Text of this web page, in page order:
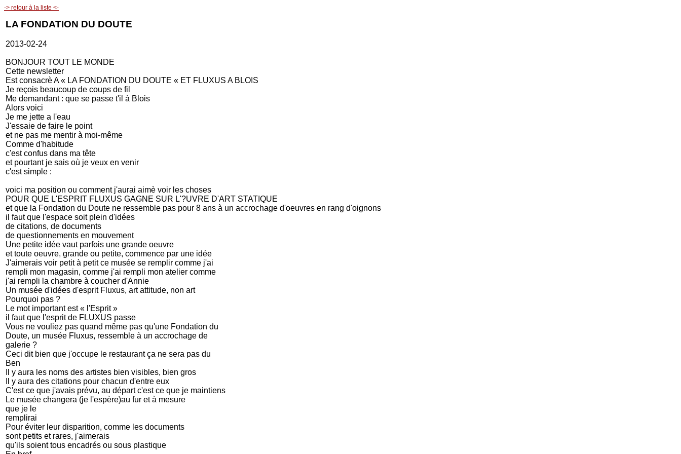
-> retour à la liste <-
LA FONDATION DU DOUTE
2013-02-24
BONJOUR TOUT LE MONDE
Cette newsletter
Est consacrè A « LA FONDATION DU DOUTE « ET FLUXUS A BLOIS
Je reçois beaucoup de coups de fil
Me demandant : que se passe t'il à Blois
Alors voici
Je me jette a l'eau
J'essaie de faire le point
et ne pas me mentir à moi-même
Comme d'habitude
c'est confus dans ma tête
et pourtant je sais où je veux en venir
c'est simple :
voici ma position ou comment j'aurai aimè voir les choses
POUR QUE L'ESPRIT FLUXUS GAGNE SUR L'?UVRE D'ART STATIQUE
et que la Fondation du Doute ne ressemble pas pour 8 ans à un accrochage d'oeuvres en rang d'oignons
il faut que l'espace soit plein d'idées
de citations, de documents
de questionnements en mouvement
Une petite idée vaut parfois une grande oeuvre
et toute oeuvre, grande ou petite, commence par une idée
J'aimerais voir petit à petit ce musée se remplir comme j'ai
rempli mon magasin, comme j'ai rempli mon atelier comme
j'ai rempli la chambre à coucher d'Annie
Un musée d'idées d'esprit Fluxus, art attitude, non art
Pourquoi pas ?
Le mot important est « l'Esprit »
il faut que l'esprit de FLUXUS passe
Vous ne vouliez pas quand même pas qu'une Fondation du
Doute, un musée Fluxus, ressemble à un accrochage de
galerie ?
Ceci dit bien que j'occupe le restaurant ça ne sera pas du
Ben
Il y aura les noms des artistes bien visibles, bien gros
Il y aura des citations pour chacun d'entre eux
C'est ce que j'avais prévu, au départ c'est ce que je maintiens
Le musée changera (je l'espère)au fur et à mesure
que je le
remplirai
Pour éviter leur disparition, comme les documents
sont petits et rares, j'aimerais
qu'ils soient tous encadrés ou sous plastique